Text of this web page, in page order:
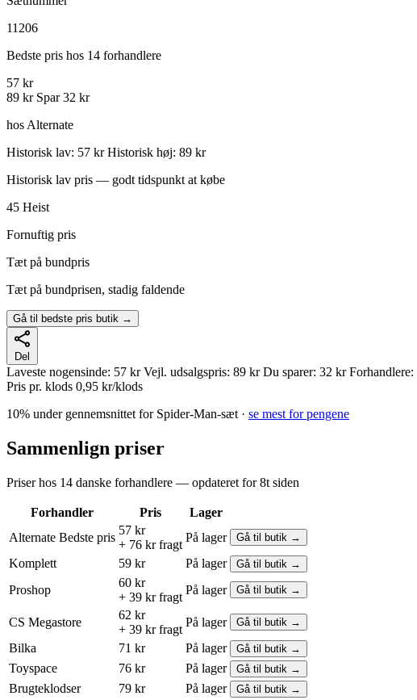
11206
Bedste pris hos 14 forhandlere
57 kr
89 kr Spar 32 kr
hos Alternate
Historisk lav: 57 kr Historisk høj: 89 kr
Historisk lav pris — godt tidspunkt at købe
45 Heist
Fornuftig pris
Tæt på bundpris
Tæt på bundprisen, stadig faldende
Gå til bedste pris butik →
Del
Laveste nogensinde: 57 kr Vejl. udsalgspris: 89 kr Du sparer: 32 kr Forhandlere:
Pris pr. klods 0,95 kr/klods
10% under gennemsnittet for Spider-Man-sæt · se mest for pengene
Sammenlign priser
Priser hos 14 danske forhandlere — opdateret for 8t siden
Forhandler Pris
Lager
Alternate Bedste pris
57 kr
+ 76 kr fragt
På lager Gå til butik →
Komplett 59 kr På lager Gå til butik →
Proshop
60 kr
+ 39 kr fragt
På lager Gå til butik →
CS Megastore
62 kr
+ 39 kr fragt
På lager Gå til butik →
Bilka 71 kr På lager Gå til butik →
Toyspace 76 kr På lager Gå til butik →
Brugteklodser 79 kr På lager Gå til butik →